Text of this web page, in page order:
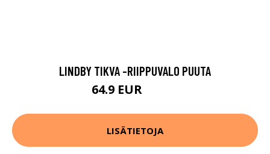
LINDBY TIKVA -RIIPPUVALO PUUTA
64.9 EUR
LISÄTIETOJA